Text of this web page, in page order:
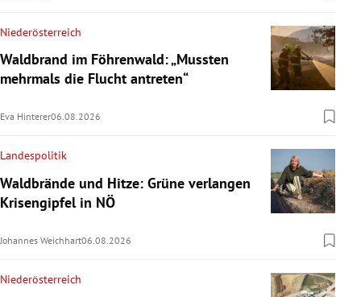
Niederösterreich
Waldbrand im Föhrenwald: „Mussten
mehrmals die Flucht antreten“
Eva Hinterer06.08.2026
Landespolitik
Waldbrände und Hitze: Grüne verlangen
Krisengipfel in NÖ
Johannes Weichhart06.08.2026
Niederösterreich